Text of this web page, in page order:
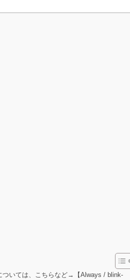
ついては、こちらなど→【Always / blink-